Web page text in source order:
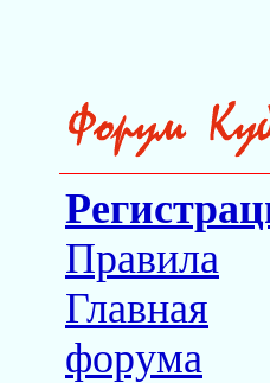
Правила
Главная
форума